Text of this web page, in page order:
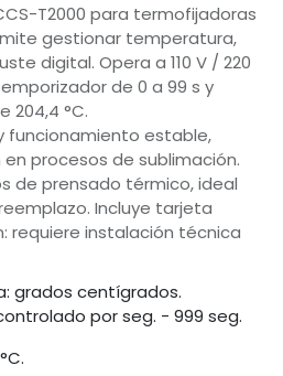
T2000 para termofijadoras
gestionar temperatura,
digital. Opera a 110 V / 220
de 0 a 99 s y
204,4 °C.
funcionamiento estable,
procesos de sublimación.
de prensado térmico, ideal
Incluye tarjeta
requiere instalación técnica
grados centígrados.
por seg. - 999 seg.